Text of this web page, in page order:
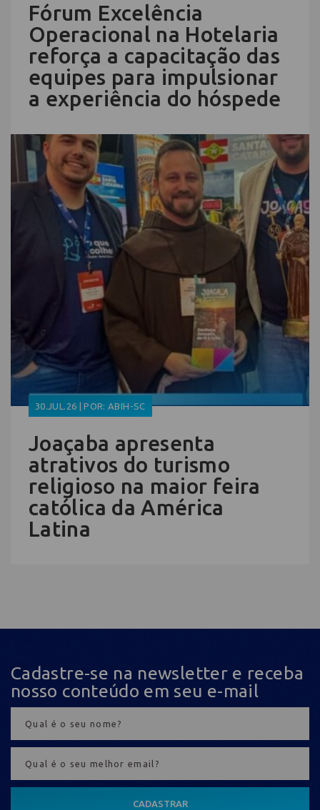
Fórum Excelência
Operacional na Hotelaria
reforça a capacitação das
equipes para impulsionar
a experiência do hóspede
30.JUL.26 | POR: ABIH-SC
Joaçaba apresenta
atrativos do turismo
religioso na maior feira
católica da América
Latina
Cadastre-se na newsletter e receba
nosso conteúdo em seu e-mail
CADASTRAR